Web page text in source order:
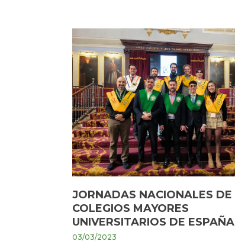
JORNADAS NACIONALES DE
COLEGIOS MAYORES
UNIVERSITARIOS DE ESPAÑA
03/03/2023